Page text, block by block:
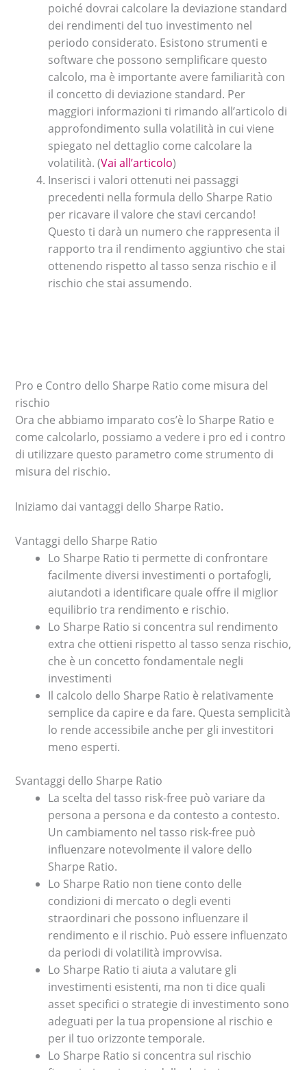
poiché dovrai calcolare la deviazione standard
dei rendimenti del tuo investimento nel
periodo considerato. Esistono strumenti e
software che possono semplificare questo
calcolo, ma è importante avere familiarità con
il concetto di deviazione standard. Per
maggiori informazioni ti rimando all’articolo di
approfondimento sulla volatilità in cui viene
spiegato nel dettaglio come calcolare la
volatilità. (Vai all’articolo)
Inserisci i valori ottenuti nei passaggi
precedenti nella formula dello Sharpe Ratio
per ricavare il valore che stavi cercando!
Questo ti darà un numero che rappresenta il
rapporto tra il rendimento aggiuntivo che stai
ottenendo rispetto al tasso senza rischio e il
rischio che stai assumendo.
Pro e Contro dello Sharpe Ratio come misura del
rischio
Ora che abbiamo imparato cos’è lo Sharpe Ratio e
come calcolarlo, possiamo a vedere i pro ed i contro
di utilizzare questo parametro come strumento di
misura del rischio.
Iniziamo dai vantaggi dello Sharpe Ratio.
Vantaggi dello Sharpe Ratio
Lo Sharpe Ratio ti permette di confrontare
facilmente diversi investimenti o portafogli,
aiutandoti a identificare quale offre il miglior
equilibrio tra rendimento e rischio.
Lo Sharpe Ratio si concentra sul rendimento
extra che ottieni rispetto al tasso senza rischio,
che è un concetto fondamentale negli
investimenti
Il calcolo dello Sharpe Ratio è relativamente
semplice da capire e da fare. Questa semplicità
lo rende accessibile anche per gli investitori
meno esperti.
Svantaggi dello Sharpe Ratio
La scelta del tasso risk-free può variare da
persona a persona e da contesto a contesto.
Un cambiamento nel tasso risk-free può
influenzare notevolmente il valore dello
Sharpe Ratio.
Lo Sharpe Ratio non tiene conto delle
condizioni di mercato o degli eventi
straordinari che possono influenzare il
rendimento e il rischio. Può essere influenzato
da periodi di volatilità improvvisa.
Lo Sharpe Ratio ti aiuta a valutare gli
investimenti esistenti, ma non ti dice quali
asset specifici o strategie di investimento sono
adeguati per la tua propensione al rischio e
per il tuo orizzonte temporale.
Lo Sharpe Ratio si concentra sul rischio